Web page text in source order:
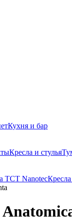
Кухня и бар
Кресла и стулья
TCT Nanotec